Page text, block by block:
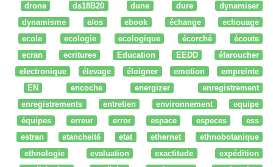
drone
ds18B20 dune dure
dynamiser
dynamisme
e/os ebook échange
echouage
ecole
ecologie ecologique écorché
écoute
ecran
ecritures Education EEDD
éfaroucher
electronique
élevage éloigner emotion
empreinte
EN
encoche energizer
enregistrement
enregistrements
entretien environnement
equipe
équipes
erreur error espace especes
ess
estran
etancheité etat ethernet
ethnobotanique
ethnologie
evaluation exactitude
expédition